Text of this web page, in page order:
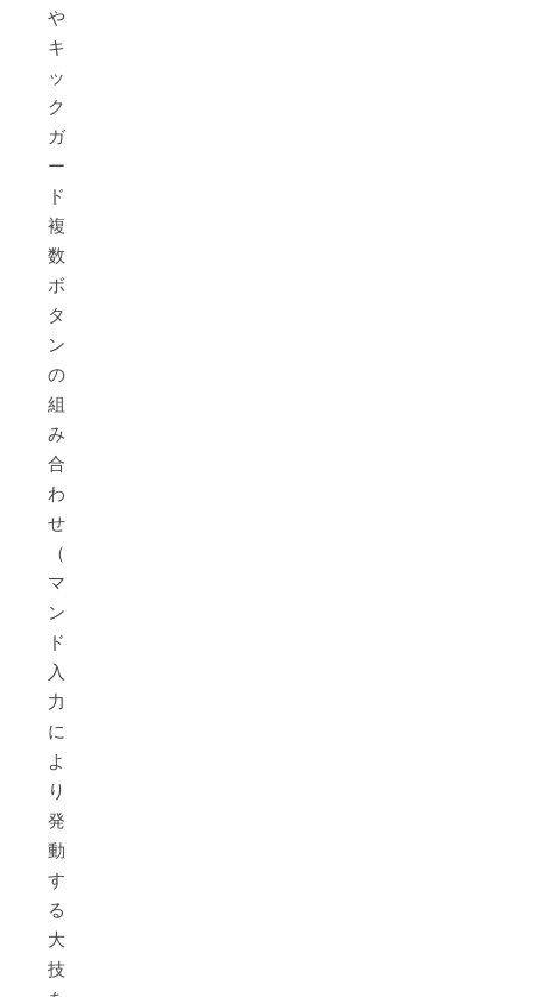
や
キ
ッ
ク、
ガ
ー
ド、
複
数
ボ
タ
ン
の
組
み
合
わ
せ
（コ
マ
ン
ド
入
力）
に
よ
り
発
動
す
る
大
技